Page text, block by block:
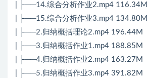
| ├──14.综合分析作业2.mp4 116.34M
| ├──15.综合分析作业3.mp4 134.80M
| ├──2.归纳概括理论2.mp4 196.44M
| ├──3.归纳概括作业1.mp4 188.85M
| ├──4.归纳概括作业2.mp4 163.27M
| ├──5.归纳概括作业3.mp4 391.82M